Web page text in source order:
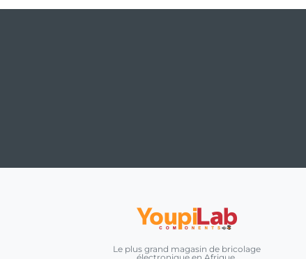
Le plus grand magasin de bricolage